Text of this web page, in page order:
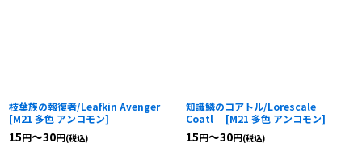
枝葉族の報復者/Leafkin Avenger
[M21 多色 アンコモン]
15円～30円(税込)
知識鱗のコアトル/Lorescale
Coatl
[M21 多色 アンコモン]
15円～30円(税込)